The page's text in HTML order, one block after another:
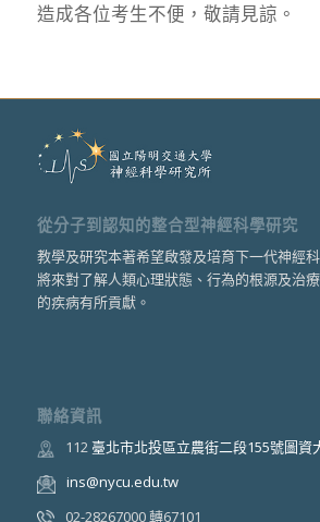
造成各位考生不便，敬請見諒。
從分子到認知的整合型神經科學研究
教學及研究本著希望啟發及培育下一代神經科
將來對了解人類心理狀態、行為的根源及治
的疾病有所貢獻。
聯絡資訊
112臺北市北投區立農街二段155號圖資
ins@nycu.edu.tw
02-28267000 轉67101